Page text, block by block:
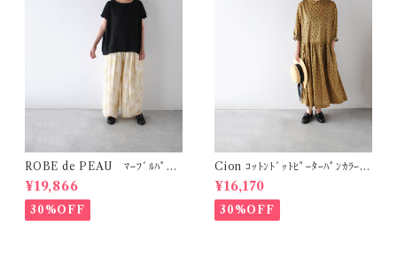
ROBE de PEAU ﾏｰﾌﾞﾙﾊﾟﾀｰ
ﾝ ﾜｲﾄﾞﾊﾟﾝﾂ (ｽｷﾝﾏｰﾌﾞﾙ(ｲｴﾛｰ系)
) R303
¥19,866
30%OFF
Cion ｺｯﾄﾝﾄﾞｯﾄﾋﾟｰﾀｰﾊﾟﾝｶﾗｰﾜﾝ
ﾋﾟｰｽ (ｵﾘｰﾌﾞﾌﾞﾗｳﾝ) 19-2525
9
¥16,170
30%OFF